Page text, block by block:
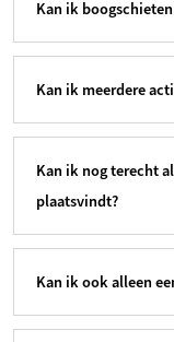
Kan ik
Kan ik meerdere
Kan ik nog terecht
plaatsvindt?
Kan ik ook alleen